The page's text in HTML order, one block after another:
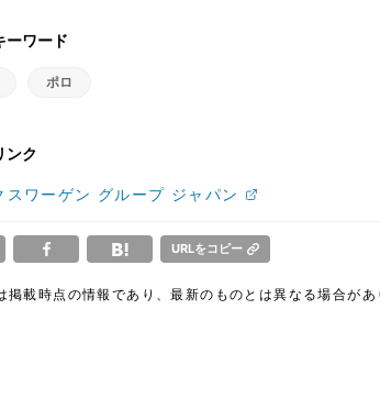
ーワード
ポロ
ンク
スワーゲン グループ ジャパン
URLをコピー
掲載時点の情報であり、最新のものとは異なる場合があ